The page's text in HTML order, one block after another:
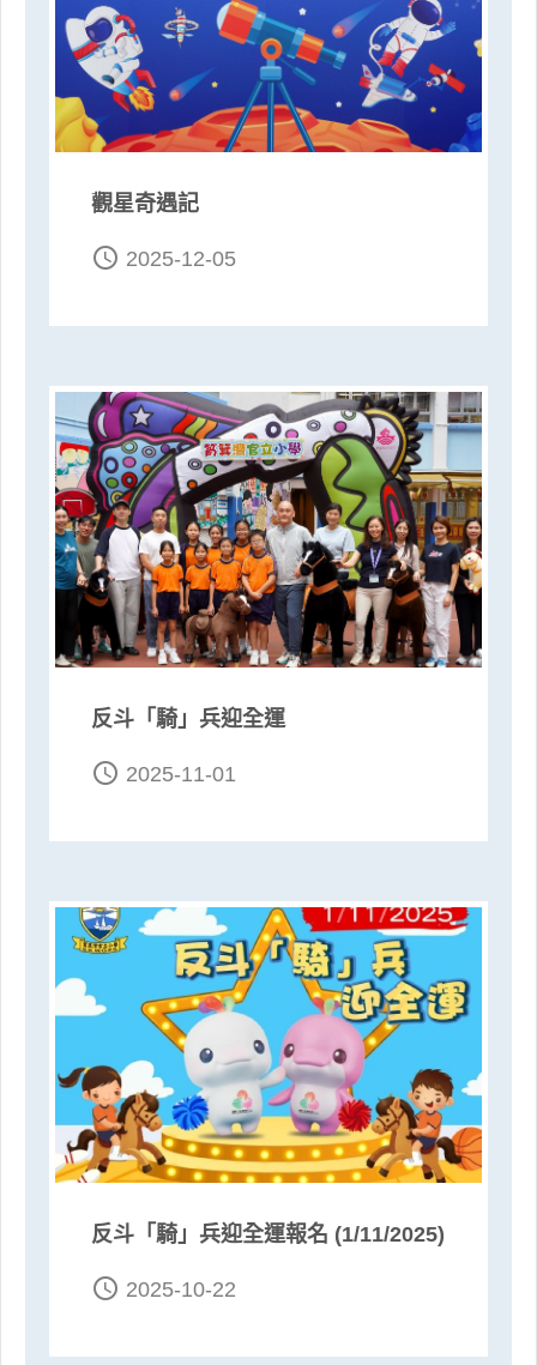
觀星奇遇記
access_time 2025-12-05
反斗「騎」兵迎全運
access_time 2025-11-01
反斗「騎」兵迎全運報名 (1/11/2025)
access_time 2025-10-22